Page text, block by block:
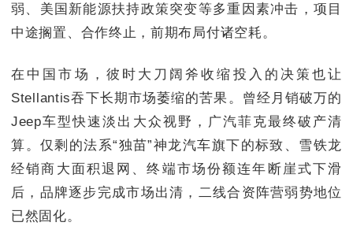
弱、美国新能源扶持政策突变等多重因素冲击，项目
中途搁置、合作终止，前期布局付诸空耗。
在中国市场，彼时大刀阔斧收缩投入的决策也让
Stellantis吞下长期市场萎缩的苦果。曾经月销破万的
Jeep车型快速淡出大众视野，广汽菲克最终破产清
算。仅剩的法系“独苗”神龙汽车旗下的标致、雪铁龙
经销商大面积退网、终端市场份额连年断崖式下滑
后，品牌逐步完成市场出清，二线合资阵营弱势地位
已然固化。